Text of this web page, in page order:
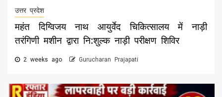
उत्तर प्रदेश
महंत दिग्विजय नाथ आयुर्वेद चिकित्सालय में नाड़ी
तरंगिणी मशीन द्वारा नि:शुल्क नाड़ी परीक्षण शिविर
2 weeks ago Gurucharan Prajapati